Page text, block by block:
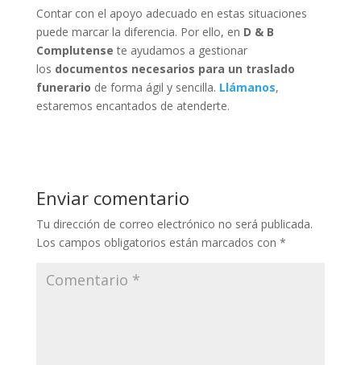
Contar con el apoyo adecuado en estas situaciones
puede marcar la diferencia. Por ello, en D & B
Complutense te ayudamos a gestionar
los documentos necesarios para un traslado
funerario de forma ágil y sencilla. Llámanos,
estaremos encantados de atenderte.
Enviar comentario
Tu dirección de correo electrónico no será publicada.
Los campos obligatorios están marcados con *